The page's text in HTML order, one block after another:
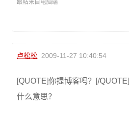
跟帖来自电脑端
卢松松 2009-11-27 10:40:54
[QUOTE]你提博客吗？[/QUOTE]
什么意思？